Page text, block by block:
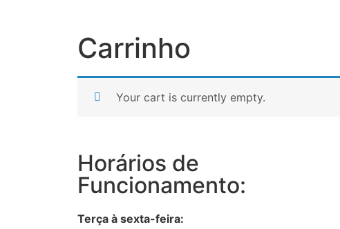
Carrinho
Your cart is currently empty.
Horários de
Funcionamento:
Terça à sexta-feira: